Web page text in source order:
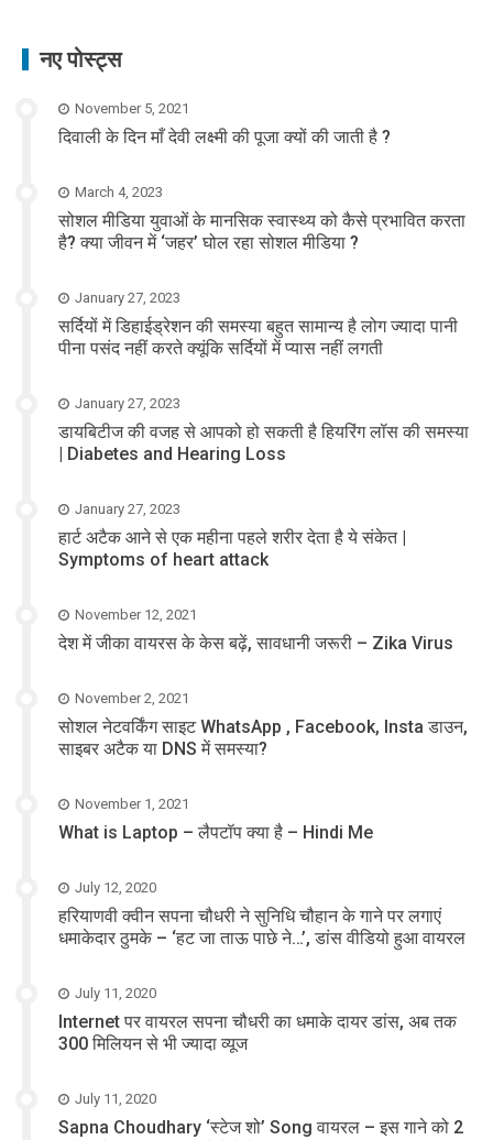
नए पोस्ट्स
November 5, 2021
दिवाली के दिन माँ देवी लक्ष्मी की पूजा क्यों की जाती है ?
March 4, 2023
सोशल मीडिया युवाओं के मानसिक स्वास्थ्य को कैसे प्रभावित करता
है? क्या जीवन में ‘जहर’ घोल रहा सोशल मीडिया ?
January 27, 2023
सर्दियों में डिहाईड्रेशन की समस्या बहुत सामान्य है लोग ज्यादा पानी
पीना पसंद नहीं करते क्यूंकि सर्दियों में प्यास नहीं लगती
January 27, 2023
डायबिटीज की वजह से आपको हो सकती है हियरिंग लॉस की समस्या
| Diabetes and Hearing Loss
January 27, 2023
हार्ट अटैक आने से एक महीना पहले शरीर देता है ये संकेत |
Symptoms of heart attack
November 12, 2021
देश में जीका वायरस के केस बढ़ें, सावधानी जरूरी – Zika Virus
November 2, 2021
सोशल नेटवर्किंग साइट WhatsApp , Facebook, Insta डाउन,
साइबर अटैक या DNS में समस्या?
November 1, 2021
What is Laptop – लैपटॉप क्या है – Hindi Me
July 12, 2020
हरियाणवी क्वीन सपना चौधरी ने सुनिधि चौहान के गाने पर लगाएं
धमाकेदार ठुमके – ‘हट जा ताऊ पाछे ने…’, डांस वीडियो हुआ वायरल
July 11, 2020
Internet पर वायरल सपना चौधरी का धमाके दायर डांस, अब तक
300 मिलियन से भी ज्यादा व्यूज
July 11, 2020
Sapna Choudhary ‘स्टेज शो’ Song वायरल – इस गाने को 2